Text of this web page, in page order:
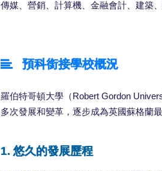
傳媒、營銷、計算機、金融會計、建築
預科銜接學校概況
羅伯特哥頓大學（Robert Gordon
多次發展和變革，逐步成為英國蘇格蘭
1. 悠久的發展歷程